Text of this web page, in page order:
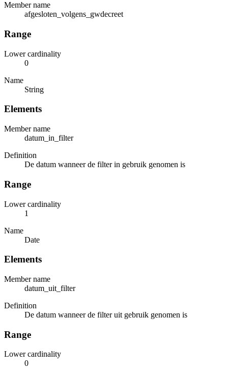
Member name
afgesloten_volgens_gwdecreet
Range
Lower cardinality
0
Name
String
Elements
Member name
datum_in_filter
Definition
De datum wanneer de filter in gebruik genomen is
Range
Lower cardinality
1
Name
Date
Elements
Member name
datum_uit_filter
Definition
De datum wanneer de filter uit gebruik genomen is
Range
Lower cardinality
0